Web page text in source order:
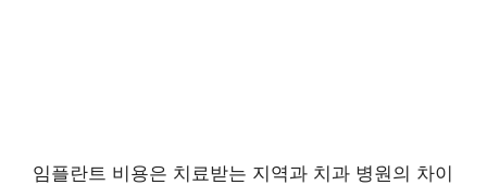
임플란트 비용은 치료받는 지역과 치과 병원의 차이